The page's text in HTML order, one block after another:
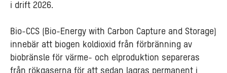
i drift 2026.
Bio-CCS (Bio-Energy with Carbon Capture and Storage)
innebär att biogen koldioxid från förbränning av
biobränsle för värme- och elproduktion separeras